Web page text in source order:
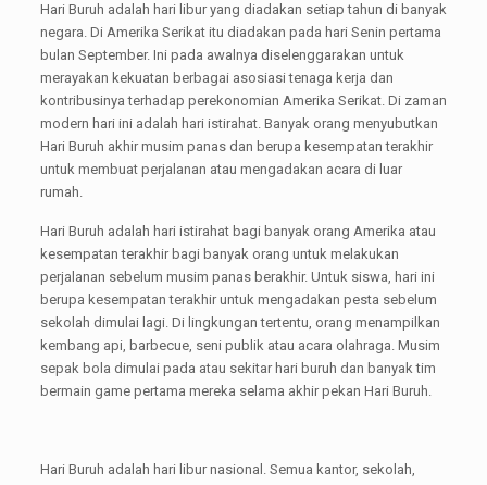
Hari Buruh adalah hari libur yang diadakan setiap tahun di banyak
negara. Di Amerika Serikat itu diadakan pada hari Senin pertama
bulan September. Ini pada awalnya diselenggarakan untuk
merayakan kekuatan berbagai asosiasi tenaga kerja dan
kontribusinya terhadap perekonomian Amerika Serikat. Di zaman
modern hari ini adalah hari istirahat. Banyak orang menyubutkan
Hari Buruh akhir musim panas dan berupa kesempatan terakhir
untuk membuat perjalanan atau mengadakan acara di luar
rumah.
Hari Buruh adalah hari istirahat bagi banyak orang Amerika atau
kesempatan terakhir bagi banyak orang untuk melakukan
perjalanan sebelum musim panas berakhir. Untuk siswa, hari ini
berupa kesempatan terakhir untuk mengadakan pesta sebelum
sekolah dimulai lagi. Di lingkungan tertentu, orang menampilkan
kembang api, barbecue, seni publik atau acara olahraga. Musim
sepak bola dimulai pada atau sekitar hari buruh dan banyak tim
bermain game pertama mereka selama akhir pekan Hari Buruh.
Hari Buruh adalah hari libur nasional. Semua kantor, sekolah,